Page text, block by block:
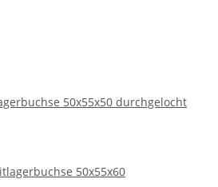
50x55x50 durchgelocht